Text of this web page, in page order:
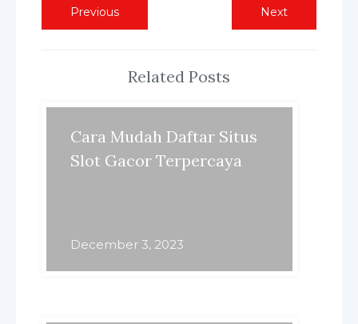
Post
navigation
PreviousPrevious
post:
NextNext
post:
Related Posts
Cara Mudah Daftar Situs
Slot Gacor Terpercaya
December 3, 2023